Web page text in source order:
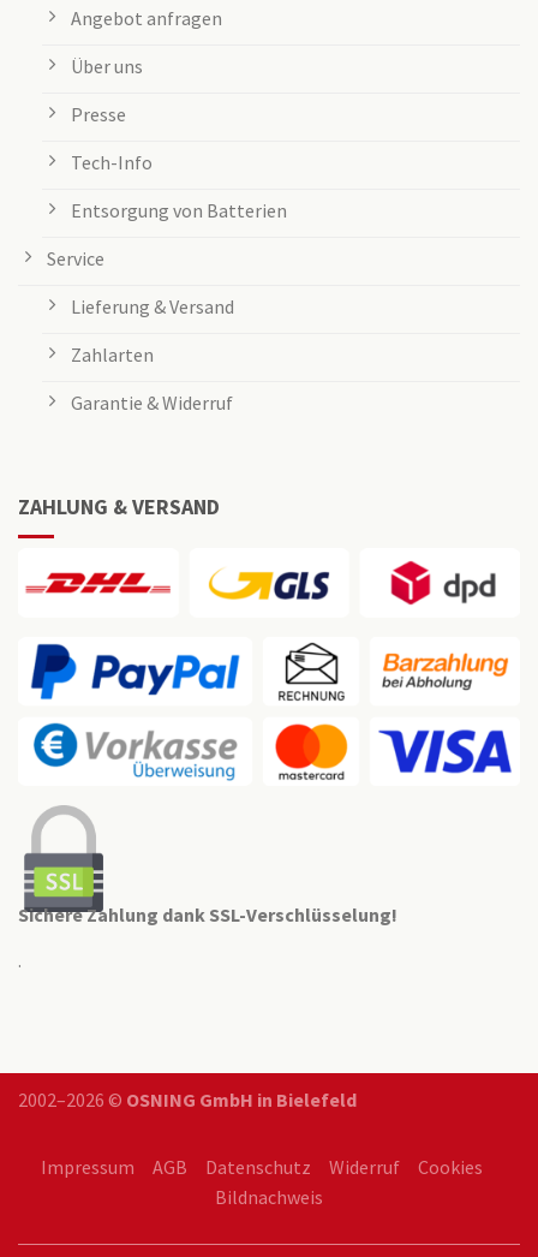
Angebot anfragen
Über uns
Presse
Tech-Info
Entsorgung von Batterien
Service
Lieferung & Versand
Zahlarten
Garantie & Widerruf
ZAHLUNG & VERSAND
Sichere Zahlung dank SSL-Verschlüsselung!
.
2002–2026 © OSNING GmbH in Bielefeld
Impressum AGB Datenschutz Widerruf
Cookies
Bildnachweis